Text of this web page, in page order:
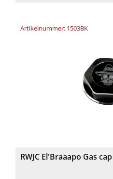
Artikelnummer: 1503BK
RWJC El'Braaapo Gas